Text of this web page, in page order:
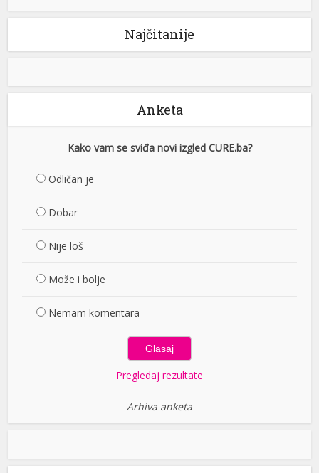
Najčitanije
Anketa
Kako vam se sviđa novi izgled CURE.ba?
Odličan je
Dobar
Nije loš
Može i bolje
Nemam komentara
Pregledaj rezultate
Arhiva anketa